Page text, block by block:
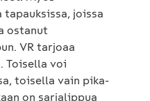
joissa
ostanut
VR tarjoaa
Toisella voi
toisella vain pika-
on sarjalippua